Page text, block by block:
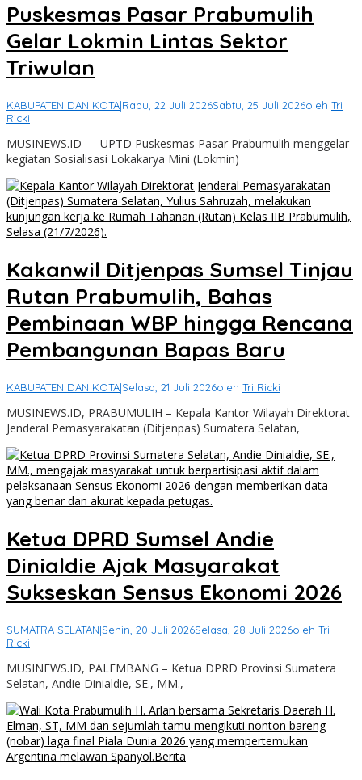
Puskesmas Pasar Prabumulih
Gelar Lokmin Lintas Sektor
Triwulan
KABUPATEN DAN KOTA|Rabu, 22 Juli 2026Sabtu, 25 Juli 2026oleh Tri
Ricki
MUSINEWS.ID — UPTD Puskesmas Pasar Prabumulih menggelar
kegiatan Sosialisasi Lokakarya Mini (Lokmin)
Kakanwil Ditjenpas Sumsel Tinjau
Rutan Prabumulih, Bahas
Pembinaan WBP hingga Rencana
Pembangunan Bapas Baru
KABUPATEN DAN KOTA|Selasa, 21 Juli 2026oleh Tri Ricki
MUSINEWS.ID, PRABUMULIH – Kepala Kantor Wilayah Direktorat
Jenderal Pemasyarakatan (Ditjenpas) Sumatera Selatan,
Ketua DPRD Sumsel Andie
Dinialdie Ajak Masyarakat
Sukseskan Sensus Ekonomi 2026
SUMATRA SELATAN|Senin, 20 Juli 2026Selasa, 28 Juli 2026oleh Tri
Ricki
MUSINEWS.ID, PALEMBANG – Ketua DPRD Provinsi Sumatera
Selatan, Andie Dinialdie, SE., MM.,